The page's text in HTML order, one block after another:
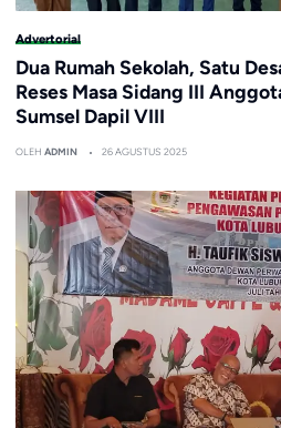
Advertorial
Dua Rumah Sekolah, Satu
Reses Masa Sidang III
Sumsel Dapil VIII
OLEH ADMIN 26 AGUSTUS 2025